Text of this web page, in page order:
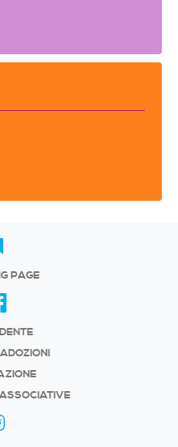
PAGE